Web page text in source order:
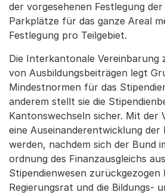
der vorgesehenen Festlegung
Parkplätze für das ganze Areal
Festlegung pro Teilgebiet.
Die Interkantonale Vereinbarung
von Ausbildungsbeiträgen legt
Mindestnormen für das
anderem stellt sie die
Kantonswechseln sicher. Mit der
eine Auseinanderentwicklung
werden, nachdem sich der Bund
ordnung des Finanzausgleichs
Stipendienwesen zurückgezogen
Regierungsrat und die Bildungs-